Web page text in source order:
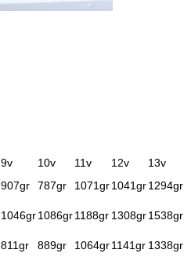
9v 10v 11v 12v 13v
907gr 787gr 1071gr1041gr1294gr
1046gr1086gr1188gr 1308gr1538gr
811gr 889gr 1064gr1141gr 1338gr